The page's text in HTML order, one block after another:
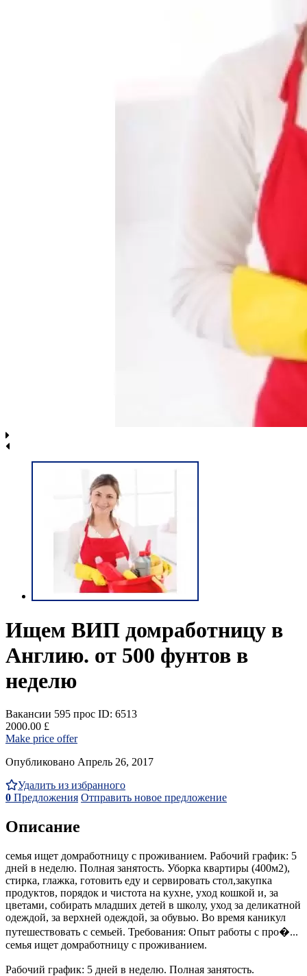
Ищем ВИП домработницу в
Англию. от 500 фунтов в
неделю
Вакансии 595 прос ID: 6513
2000.00 £
Make price offer
Опубликовано Апрель 26, 2017
Удалить из избранного
0 Предложения Отправить новое предложение
Описание
семья ищет домработницу с проживанием. Рабочий график: 5
дней в неделю. Полная занятость. Уборка квартиры (400м2),
стирка, глажка, готовить еду и сервировать стол,закупка
продуктов, порядок и чистота на кухне, уход кошкой и, за
цветами, собирать младших детей в школу, уход за деликатной
одеждой, за верхней одеждой, за обувью. Во время каникул
путешествовать с семьей. Требования: Опыт работы с про�...
семья ищет домработницу с проживанием.
Рабочий график: 5 дней в неделю. Полная занятость.